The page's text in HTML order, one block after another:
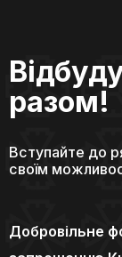
разом!
Вступайте до
своїм
Добровільне